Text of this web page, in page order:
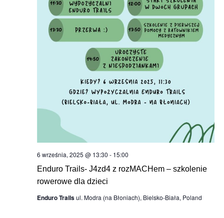
Enduro Trails- J4zd4 z rozMACHem – szkolenie
rowerowe dla dzieci
6 września, 2025 @ 13:30 - 15:00
Enduro Trailsul. Modra (na Błoniach), Bielsko-Biała, Poland